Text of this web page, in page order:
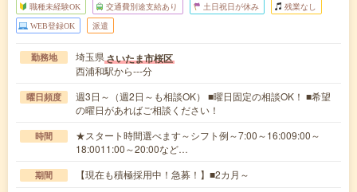
職種未経験OK 交通費別途支給あり 土日祝日が休み 残業なし
WEB登録OK 派遣
勤務地 埼玉県さいたま市桜区
西浦和駅から---分
曜日頻度
週3日～（週2日～も相談OK） ■曜日固定の相談OK！ ■希望
の曜日があればご相談ください！
時間
★スタート時間選べます～シフト例～7:00～16:009:00～
18:0011:00～20:00など…
期間 【現在も積極採用中！急募！】■2カ月～